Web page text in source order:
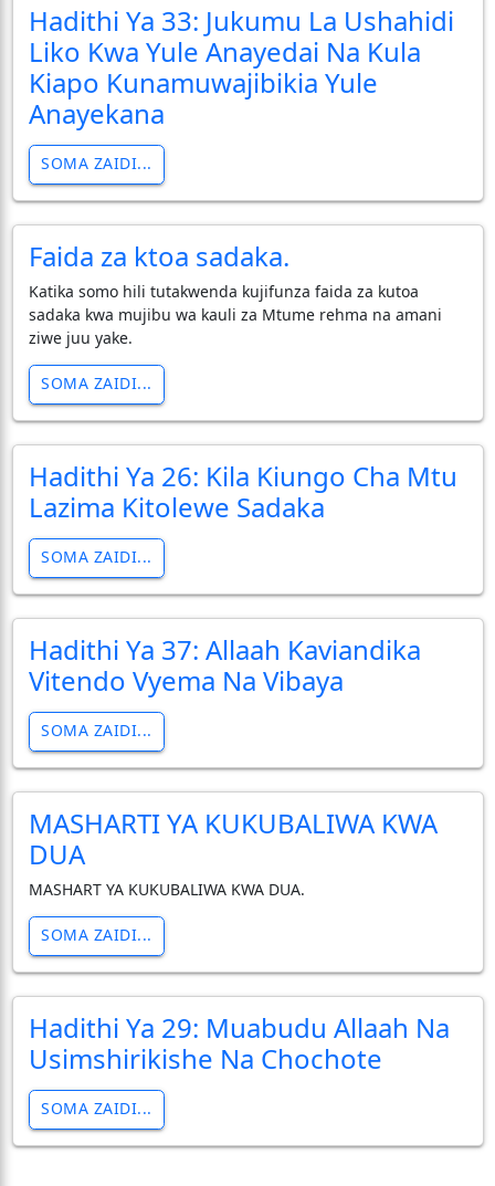
Hadithi Ya 33: Jukumu La Ushahidi
Liko Kwa Yule Anayedai Na Kula
Kiapo Kunamuwajibikia Yule
Anayekana
SOMA ZAIDI...
Faida za ktoa sadaka.
Katika somo hili tutakwenda kujifunza faida za kutoa
sadaka kwa mujibu wa kauli za Mtume rehma na amani
ziwe juu yake.
SOMA ZAIDI...
Hadithi Ya 26: Kila Kiungo Cha Mtu
Lazima Kitolewe Sadaka
SOMA ZAIDI...
Hadithi Ya 37: Allaah Kaviandika
Vitendo Vyema Na Vibaya
SOMA ZAIDI...
MASHARTI YA KUKUBALIWA KWA
DUA
MASHART YA KUKUBALIWA KWA DUA.
SOMA ZAIDI...
Hadithi Ya 29: Muabudu Allaah Na
Usimshirikishe Na Chochote
SOMA ZAIDI...